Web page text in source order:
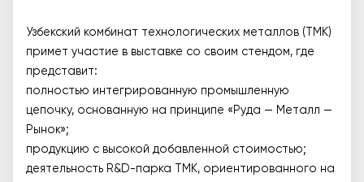
Узбекский комбинат технологических металлов (ТМК)
примет участие в выставке со своим стендом, где
представит:
полностью интегрированную промышленную
цепочку, основанную на принципе «Руда — Металл —
Рынок»;
продукцию с высокой добавленной стоимостью;
деятельность R&D-парка ТМК, ориентированного на